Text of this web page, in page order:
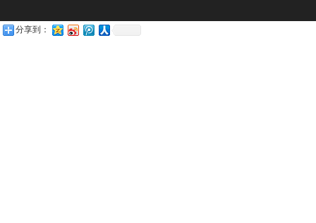
分享到：